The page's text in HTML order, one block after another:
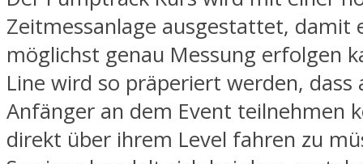
Zeitmessanlage ausgestattet, damit
möglichst genau Messung erfolgen
Line wird so präperiert werden, dass
Anfänger an dem Event teilnehmen
direkt über ihrem Level fahren zu